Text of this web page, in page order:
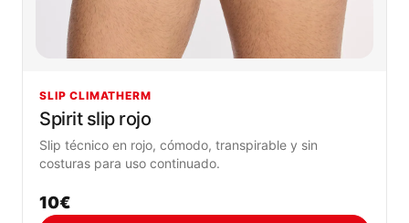
SLIP CLIMATHERM
Spirit slip rojo
Slip técnico en rojo, cómodo, transpirable y sin
costuras para uso continuado.
10€